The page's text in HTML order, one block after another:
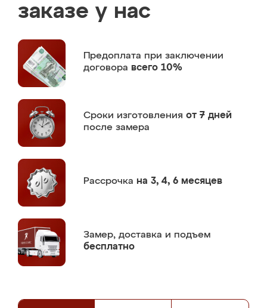
заказе у нас
Предоплата при заключении
договора всего 10%
Сроки изготовления от 7 дней
после замера
Рассрочка на 3, 4, 6 месяцев
Замер, доставка и подъем
бесплатно